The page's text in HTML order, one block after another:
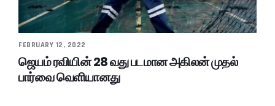
FEBRUARY 12, 2022
ஜெயம் ரவியின் 28 வது படமான அகிலன் முதல்
பார்வை வெளியானது